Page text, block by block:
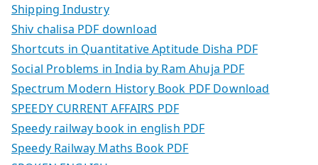
Shipping Industry
Shiv chalisa PDF download
Shortcuts in Quantitative Aptitude Disha PDF
Social Problems in India by Ram Ahuja PDF
Spectrum Modern History Book PDF Download
SPEEDY CURRENT AFFAIRS PDF
Speedy railway book in english PDF
Speedy Railway Maths Book PDF